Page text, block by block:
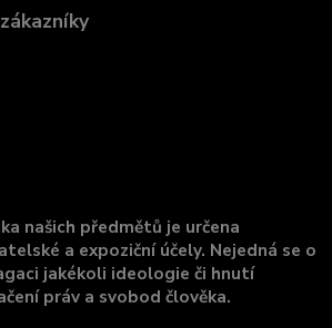
našich předmětů je určena
a expoziční účely. Nejedná se o
jakékoli ideologie či hnutí
práv a svobod člověka.